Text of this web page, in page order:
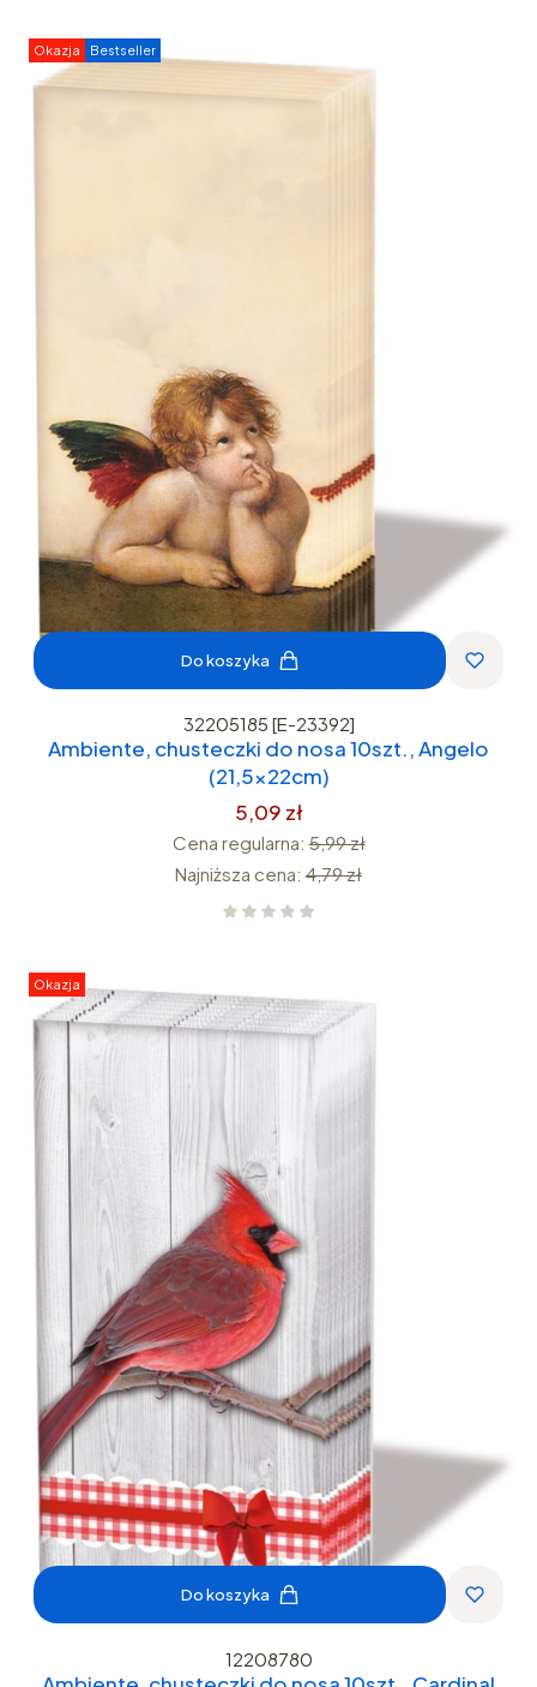
Okazja Bestseller
Do koszyka
32205185 [E-23392]
Ambiente, chusteczki do nosa 10szt., Angelo
(21,5x22cm)
5,09 zł
Cena regularna: 5,99 zł
Najniższa cena: 4,79 zł
Okazja
Do koszyka
12208780